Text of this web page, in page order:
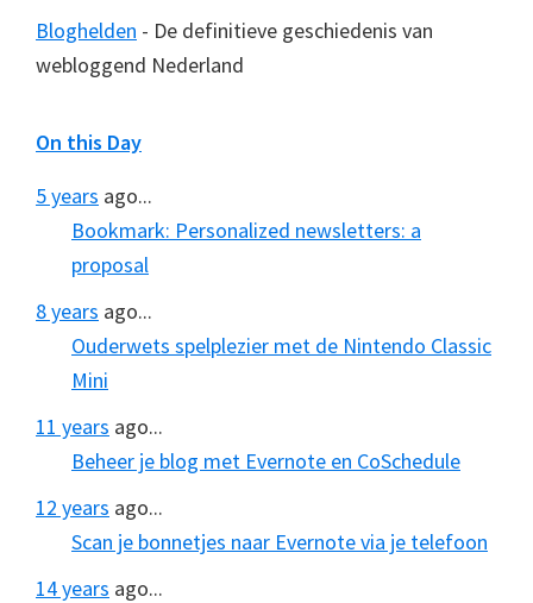
Bloghelden - De definitieve geschiedenis van
webloggend Nederland
On this Day
5 years ago...
Bookmark: Personalized newsletters: a
proposal
8 years ago...
Ouderwets spelplezier met de Nintendo Classic
Mini
11 years ago...
Beheer je blog met Evernote en CoSchedule
12 years ago...
Scan je bonnetjes naar Evernote via je telefoon
14 years ago...